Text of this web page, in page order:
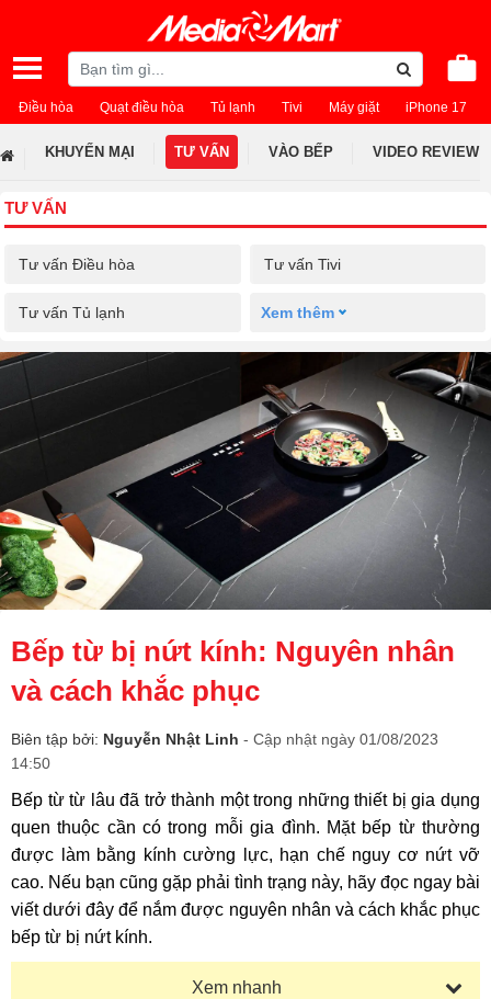
Điều hòa Quạt điều hòa Tủ lạnh Tivi Máy giặt iPhone 17
KHUYẾN MẠI TƯ VẤN VÀO BẾP VIDEO REVIEW
TƯ VẤN
Tư vấn Điều hòa Tư vấn Tivi
Tư vấn Tủ lạnh Xem thêm
Bếp từ bị nứt kính: Nguyên nhân
và cách khắc phục
Biên tập bởi: Nguyễn Nhật Linh - Cập nhật ngày 01/08/2023
14:50
Bếp từ từ lâu đã trở thành một trong những thiết bị gia dụng
quen thuộc cần có trong mỗi gia đình. Mặt bếp từ thường
được làm bằng kính cường lực, hạn chế nguy cơ nứt vỡ
cao. Nếu bạn cũng gặp phải tình trạng này, hãy đọc ngay bài
viết dưới đây để nắm được nguyên nhân và cách khắc phục
bếp từ bị nứt kính.
Xem nhanh